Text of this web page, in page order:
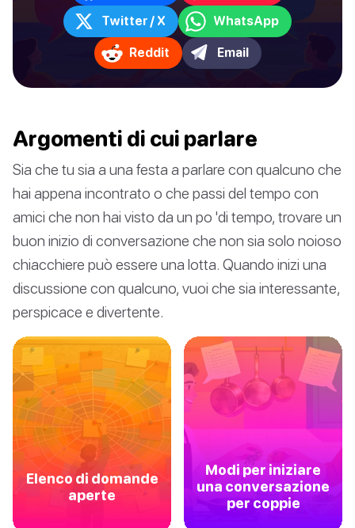
Twitter / X WhatsApp
Reddit Email
Argomenti di cui parlare
Sia che tu sia a una festa a parlare con qualcuno che
hai appena incontrato o che passi del tempo con
amici che non hai visto da un po 'di tempo, trovare un
buon inizio di conversazione che non sia solo noioso
chiacchiere può essere una lotta. Quando inizi una
discussione con qualcuno, vuoi che sia interessante,
perspicace e divertente.
Elenco di domande
aperte
Modi per iniziare
una conversazione
per coppie